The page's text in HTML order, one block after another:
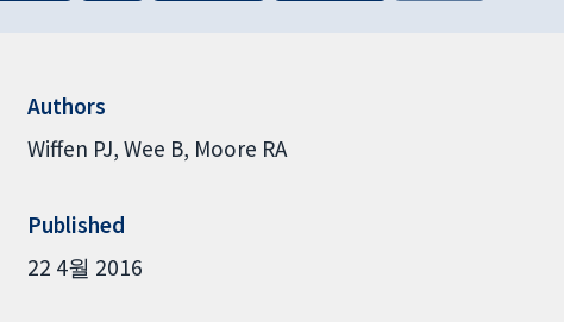
Authors
Wiffen PJ Wee B Moore RA
Published
22 4월 2016